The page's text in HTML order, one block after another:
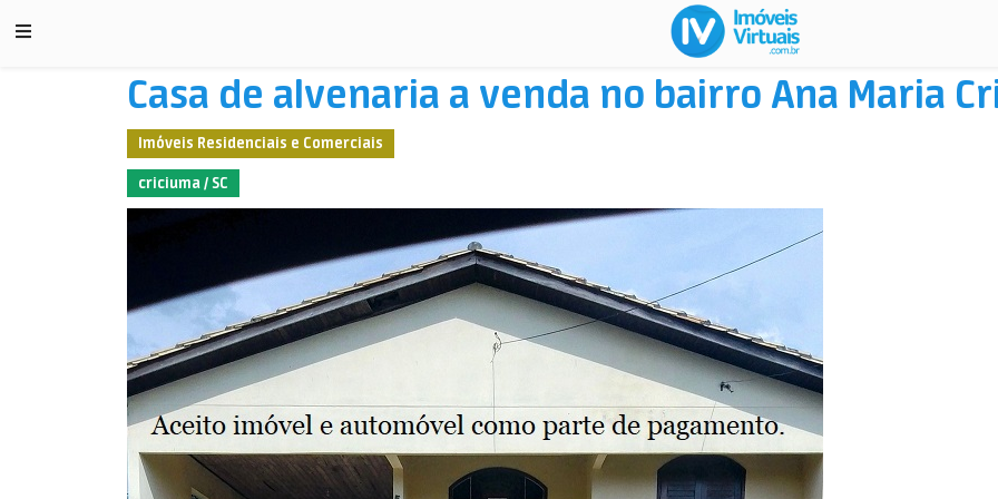
Casa de alvenaria a venda no bairro Ana Maria
Imóveis Residenciais e Comerciais
criciuma / SC